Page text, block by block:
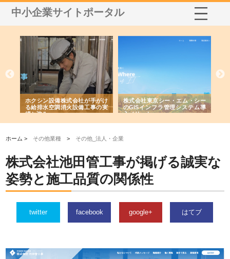
中小企業サイトポータル
ホクシン設備株式会社が手がけ
る給排水空調消火設備工事の実
績と強み
株式会社東京シー・エム・シー
のGISインフラ管理システム導
入メリット
ホーム > その他業種 > その他_法人・企業
株式会社池田管工事が掲げる誠実な
姿勢と施工品質の関係性
twitter facebook google+ はてブ